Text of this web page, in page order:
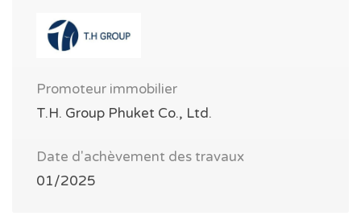
Promoteur immobilier
T.H. Group Phuket Co., Ltd.
Date d'achèvement des travaux
01/2025